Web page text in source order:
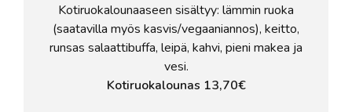
Kotiruokalounaaseen sisältyy: lämmin ruoka
(saatavilla myös kasvis/vegaaniannos), keitto,
runsas salaattibuffa, leipä, kahvi, pieni makea ja
vesi.
Kotiruokalounas 13,70€